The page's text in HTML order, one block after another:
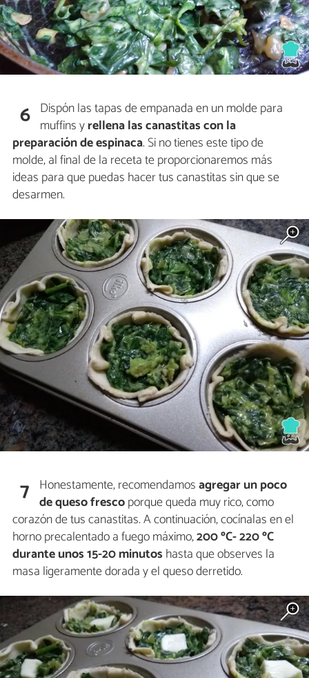
6 Dispón las tapas de empanada en un molde para
muffins yrellena las canastitas con la
preparación de espinaca. Si no tienes este tipo de
molde, al final de la receta te proporcionaremos más
ideas para que puedas hacer tus canastitas sin que se
desarmen.
7 Honestamente, recomendamosagregar un poco
de queso frescoporque queda muy rico, como
corazón de tus canastitas. A continuación, cocínalas en el
horno precalentado a fuego máximo,200 ºC- 220 ºC
durante unos 15-20 minutos hasta que observes la
masa ligeramente dorada y el queso derretido.